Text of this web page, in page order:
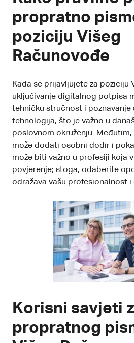
propratno
poziciju Višeg
Računovođe
Kada se prijavljujete za poziciju
uključivanje digitalnog potpisa
tehničku stručnost i poznavanje
tehnologija, što je važno u
poslovnom okruženju.
može dodati osobni dodir i
može biti važno u profesiji koja
povjerenje; stoga, odaberite
odražava vašu profesionalnost i
Korisni savjeti
propratnog